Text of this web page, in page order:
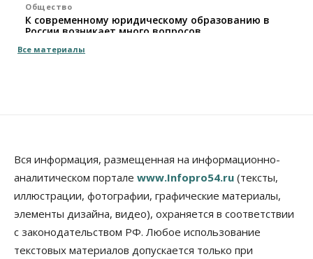
Общество
К современному юридическому образованию в
России возникает много вопросов
08 Августа 2026, 17:00
Искусственный интеллект впервые выписал
штраф за борщевик
08 Августа 2026, 15:00
Авто
Продажи подержанных электромобилей в
Новосибирской области растут второй месяц
08 Августа 2026, 13:00
Все материалы
Вся информация, размещенная на информационно-
аналитическом портале www.Infopro54.ru (тексты,
иллюстрации, фотографии, графические материалы,
элементы дизайна, видео), охраняется в соответствии
с законодательством РФ. Любое использование
текстовых материалов допускается только при